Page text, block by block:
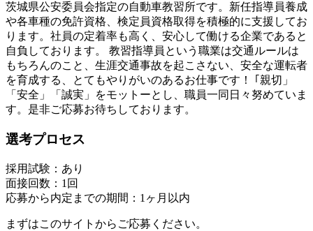
茨城県公安委員会指定の自動車教習所です。新任指導員養成
や各車種の免許資格、検定員資格取得を積極的に支援してお
ります。社員の定着率も高く、安心して働ける企業であると
自負しております。 教習指導員という職業は交通ルールは
もちろんのこと、生涯交通事故を起こさない、安全な運転者
を育成する、とてもやりがいのあるお仕事です！ ｢親切」
「安全」「誠実」をモットーとし、職員一同日々努めていま
す。是非ご応募お待ちしております。
選考プロセス
採用試験：あり
面接回数：1回
応募から内定までの期間：1ヶ月以内
まずはこのサイトからご応募ください。